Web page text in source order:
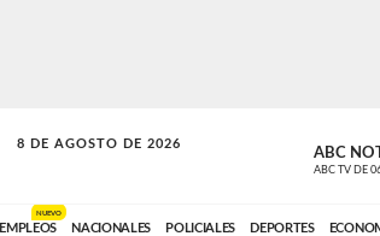
8 DE AGOSTO DE 2026
SOLO MÚSICA ABC
ABC TV DE
EMPLEOS
NUEVO
NACIONALES POLICIALES DEPORTES